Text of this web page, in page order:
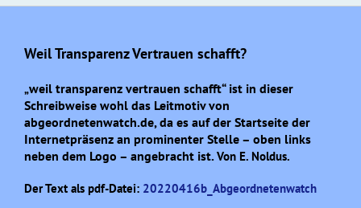
Weil Transparenz Vertrauen schafft?
„weil transparenz vertrauen schafft“ ist in dieser
Schreibweise wohl das Leitmotiv von
abgeordnetenwatch.de, da es auf der Startseite der
Internetpräsenz an prominenter Stelle – oben links
neben dem Logo – angebracht ist.Von E. Noldus.
Der Text als pdf-Datei: 20220416b_Abgeordnetenwatch